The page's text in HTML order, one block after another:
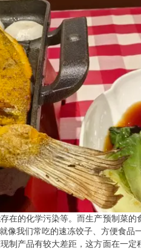
在的化学污染等。而生产预制菜
我们常吃的速冻饺子、方便食品
制产品有较大差距，这方面在一